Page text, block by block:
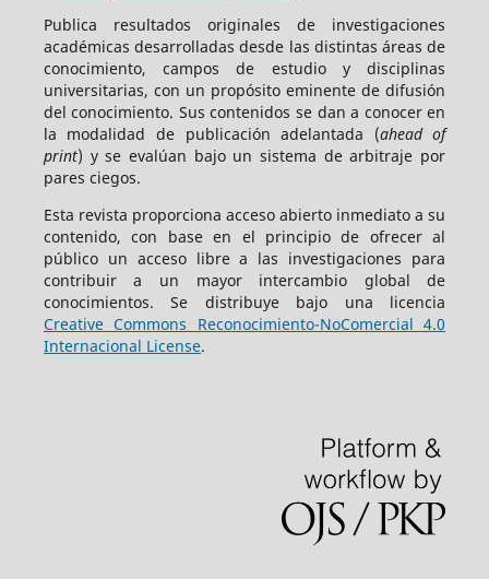
Publica resultados originales de investigaciones
académicas desarrolladas desde las distintas áreas de
conocimiento, campos de estudio y disciplinas
universitarias, con un propósito eminente de difusión
del conocimiento. Sus contenidos se dan a conocer en
la modalidad de publicación adelantada (ahead of
print) y se evalúan bajo un sistema de arbitraje por
pares ciegos.
Esta revista proporciona acceso abierto inmediato a su
contenido, con base en el principio de ofrecer al
público un acceso libre a las investigaciones para
contribuir a un mayor intercambio global de
conocimientos. Se distribuye bajo una licencia
Creative Commons Reconocimiento-NoComercial 4.0
Internacional License.